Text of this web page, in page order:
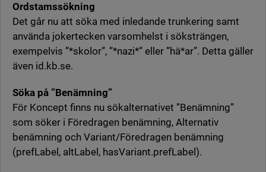
Ordstamssökning
Det går nu att söka med inledande trunkering samt
använda jokertecken varsomhelst i söksträngen,
exempelvis ”*skolor”, ”*nazi*” eller ”hä*ar”. Detta gäller
även id.kb.se.
Söka på ”Benämning”
För Koncept finns nu sökalternativet ”Benämning”
som söker i Föredragen benämning, Alternativ
benämning och Variant/Föredragen benämning
(prefLabel, altLabel, hasVariant.prefLabel).